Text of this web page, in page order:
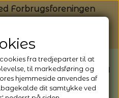
Forbrugsforeningen
har ferielukket* fra
fra tredjeparter til at
til markedsføring og
hjemmeside anvendes af
dit samtykke ved